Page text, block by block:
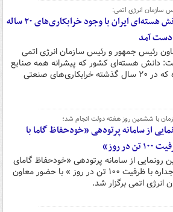
سازمان انرژی اتمی:
دانش هسته‌ای ایران با وجود خرابکاری‌های ۲۰ ساله
دست آمد
رئیس جمهور و رئیس سازمان انرژی اتمی
دانش هسته‌ای کشور که پیشرانه همه صنایع
است در حالی به دست آمده که در ۲۰ سال گذشته خرابکاری‌های صنعتی
با ششمین روز هفته دولت انجام شد؛
از سامانه پرتودهی «خودحفاظ گاما با
تن در روز»
رونمایی از سامانه پرتودهی «خودحفاظ گامای
دوجداره با ظرفیت ۱۰۰ تن در روز » با حضور معاون
اتمی برگزار شد.